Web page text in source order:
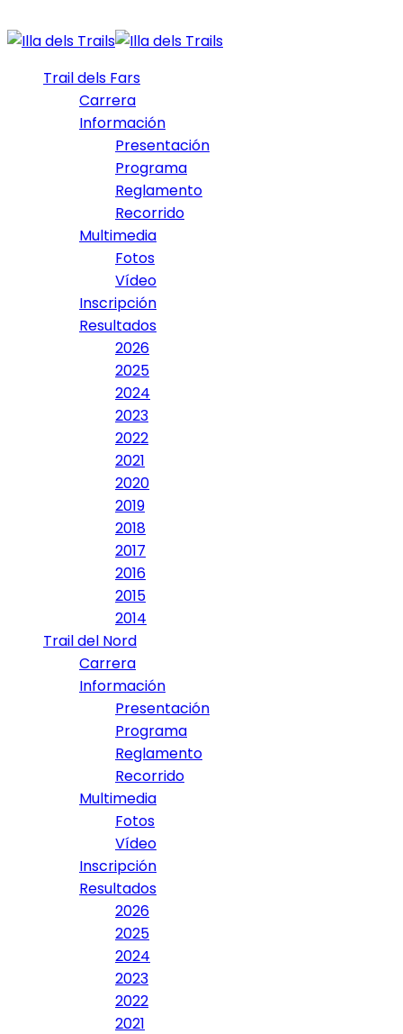
Trail dels Fars
Carrera
Información
Presentación
Programa
Reglamento
Recorrido
Multimedia
Fotos
Vídeo
Inscripción
Resultados
2026
2025
2024
2023
2022
2021
2020
2019
2018
2017
2016
2015
2014
Trail del Nord
Carrera
Información
Presentación
Programa
Reglamento
Recorrido
Multimedia
Fotos
Vídeo
Inscripción
Resultados
2026
2025
2024
2023
2022
2021